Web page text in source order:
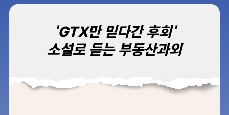
'GTX만 믿다간 후회'
소설로 듣는 부동산과외